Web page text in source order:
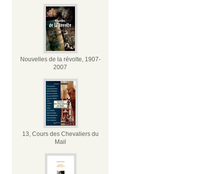
Nouvelles de la révolte, 1907-
2007
13, Cours des Chevaliers du
Mail